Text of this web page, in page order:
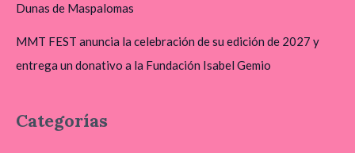
Dunas de Maspalomas
MMT FEST anuncia la celebración de su edición de 2027 y
entrega un donativo a la Fundación Isabel Gemio
Categorías